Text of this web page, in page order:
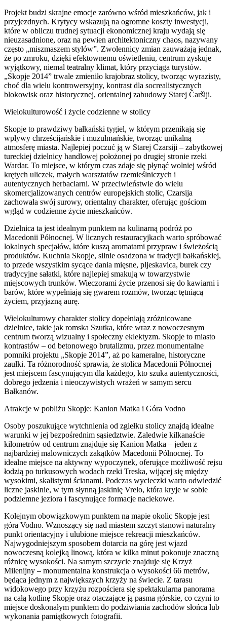
Projekt budzi skrajne emocje zarówno wśród mieszkańców, jak i
przyjezdnych. Krytycy wskazują na ogromne koszty inwestycji,
które w obliczu trudnej sytuacji ekonomicznej kraju wydają się
nieuzasadnione, oraz na pewien architektoniczny chaos, nazywany
często „miszmaszem stylów”. Zwolennicy zmian zauważają jednak,
że po zmroku, dzięki efektownemu oświetleniu, centrum zyskuje
wyjątkowy, niemal teatralny klimat, który przyciąga turystów.
„Skopje 2014” trwale zmieniło krajobraz stolicy, tworząc wyrazisty,
choć dla wielu kontrowersyjny, kontrast dla socrealistycznych
blokowisk oraz historycznej, orientalnej zabudowy Starej Čaršiji.
Wielokulturowość i życie codzienne w stolicy
Skopje to prawdziwy bałkański tygiel, w którym przenikają się
wpływy chrześcijańskie i muzułmańskie, tworząc unikalną
atmosferę miasta. Najlepiej poczuć ją w Starej Czarsiji – zabytkowej
tureckiej dzielnicy handlowej położonej po drugiej stronie rzeki
Wardar. To miejsce, w którym czas zdaje się płynąć wolniej wśród
krętych uliczek, małych warsztatów rzemieślniczych i
autentycznych herbaciarni. W przeciwieństwie do wielu
skomercjalizowanych centrów europejskich stolic, Czarsija
zachowała swój surowy, orientalny charakter, oferując gościom
wgląd w codzienne życie mieszkańców.
Dzielnica ta jest idealnym punktem na kulinarną podróż po
Macedonii Północnej. W licznych restauracyjkach warto spróbować
lokalnych specjałów, które kuszą aromatami przypraw i świeżością
produktów. Kuchnia Skopje, silnie osadzona w tradycji bałkańskiej,
to przede wszystkim sycące dania mięsne, pljeskavica, burek czy
tradycyjne sałatki, które najlepiej smakują w towarzystwie
miejscowych trunków. Wieczorami życie przenosi się do kawiarni i
barów, które wypełniają się gwarem rozmów, tworząc tętniącą
życiem, przyjazną aurę.
Wielokulturowy charakter stolicy dopełniają zróżnicowane
dzielnice, takie jak romska Szutka, które wraz z nowoczesnym
centrum tworzą wizualny i społeczny eklektyzm. Skopje to miasto
kontrastów – od betonowego brutalizmu, przez monumentalne
pomniki projektu „Skopje 2014”, aż po kameralne, historyczne
zaułki. Ta różnorodność sprawia, że stolica Macedonii Północnej
jest miejscem fascynującym dla każdego, kto szuka autentyczności,
dobrego jedzenia i nieoczywistych wrażeń w samym sercu
Bałkanów.
Atrakcje w pobliżu Skopje: Kanion Matka i Góra Vodno
Osoby poszukujące wytchnienia od zgiełku stolicy znajdą idealne
warunki w jej bezpośrednim sąsiedztwie. Zaledwie kilkanaście
kilometrów od centrum znajduje się Kanion Matka – jeden z
najbardziej malowniczych zakątków Macedonii Północnej. To
idealne miejsce na aktywny wypoczynek, oferujące możliwość rejsu
łodzią po turkusowych wodach rzeki Treska, wijącej się między
wysokimi, skalistymi ścianami. Podczas wycieczki warto odwiedzić
liczne jaskinie, w tym słynną jaskinię Vrelo, która kryje w sobie
podziemne jeziora i fascynujące formacje naciekowe.
Kolejnym obowiązkowym punktem na mapie okolic Skopje jest
góra Vodno. Wznoszący się nad miastem szczyt stanowi naturalny
punkt orientacyjny i ulubione miejsce rekreacji mieszkańców.
Najwygodniejszym sposobem dotarcia na górę jest wjazd
nowoczesną kolejką linową, która w kilka minut pokonuje znaczną
różnicę wysokości. Na samym szczycie znajduje się Krzyż
Milenijny – monumentalna konstrukcja o wysokości 66 metrów,
będąca jednym z największych krzyży na świecie. Z tarasu
widokowego przy krzyżu rozpościera się spektakularna panorama
na całą kotlinę Skopje oraz otaczające ją pasma górskie, co czyni to
miejsce doskonałym punktem do podziwiania zachodów słońca lub
wykonania pamiątkowych fotografii.